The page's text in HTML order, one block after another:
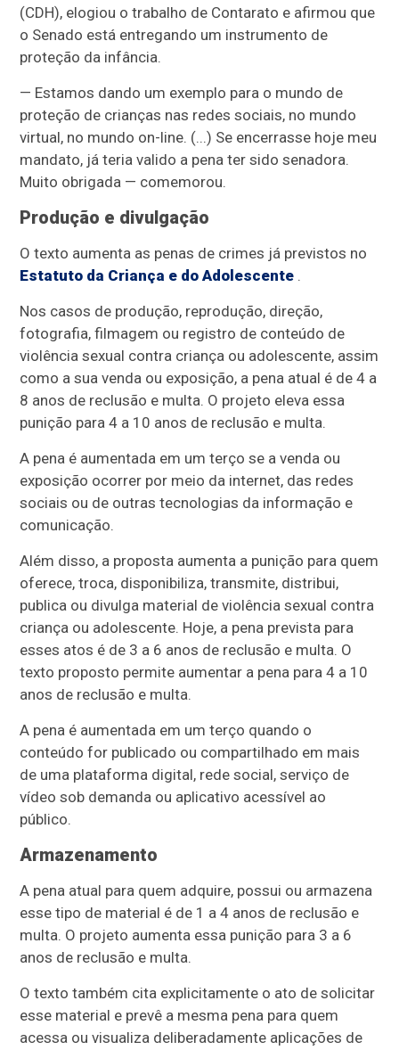
(CDH), elogiou o trabalho de Contarato e afirmou que
o Senado está entregando um instrumento de
proteção da infância.
— Estamos dando um exemplo para o mundo de
proteção de crianças nas redes sociais, no mundo
virtual, no mundo on-line. (...) Se encerrasse hoje meu
mandato, já teria valido a pena ter sido senadora.
Muito obrigada — comemorou.
Produção e divulgação
O texto aumenta as penas de crimes já previstos no
Estatuto da Criança e do Adolescente .
Nos casos de produção, reprodução, direção,
fotografia, filmagem ou registro de conteúdo de
violência sexual contra criança ou adolescente, assim
como a sua venda ou exposição, a pena atual é de 4 a
8 anos de reclusão e multa. O projeto eleva essa
punição para 4 a 10 anos de reclusão e multa.
A pena é aumentada em um terço se a venda ou
exposição ocorrer por meio da internet, das redes
sociais ou de outras tecnologias da informação e
comunicação.
Além disso, a proposta aumenta a punição para quem
oferece, troca, disponibiliza, transmite, distribui,
publica ou divulga material de violência sexual contra
criança ou adolescente. Hoje, a pena prevista para
esses atos é de 3 a 6 anos de reclusão e multa. O
texto proposto permite aumentar a pena para 4 a 10
anos de reclusão e multa.
A pena é aumentada em um terço quando o
conteúdo for publicado ou compartilhado em mais
de uma plataforma digital, rede social, serviço de
vídeo sob demanda ou aplicativo acessível ao
público.
Armazenamento
A pena atual para quem adquire, possui ou armazena
esse tipo de material é de 1 a 4 anos de reclusão e
multa. O projeto aumenta essa punição para 3 a 6
anos de reclusão e multa.
O texto também cita explicitamente o ato de solicitar
esse material e prevê a mesma pena para quem
acessa ou visualiza deliberadamente aplicações de